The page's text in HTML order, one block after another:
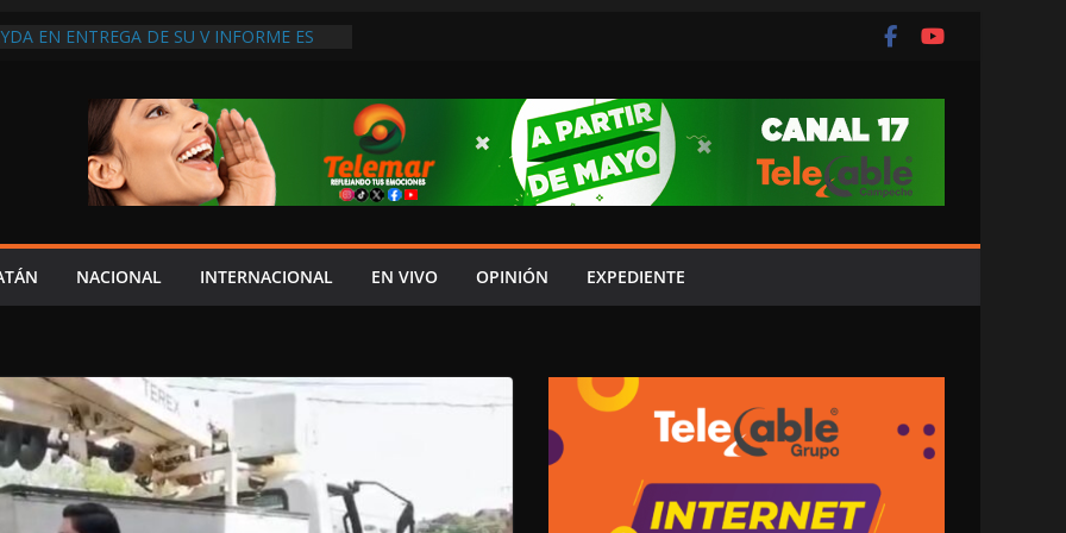
EN ENTREGA DE SU V INFORME ES
DEL AYUNTAMIENTO DE
A SAN AGUSTÍN OLÁ
EL PÉSIMO SERVICIO DE SALUD EN
DE LA LEOVIGILDO ACUSAN FALTA
DE ATENCIÓN”
DE CAMPAÑA; EXIGE REVISAR
UTILIZADOS
NACIONAL INTERNACIONAL EN VIVO OPINIÓN EXPEDIENTE